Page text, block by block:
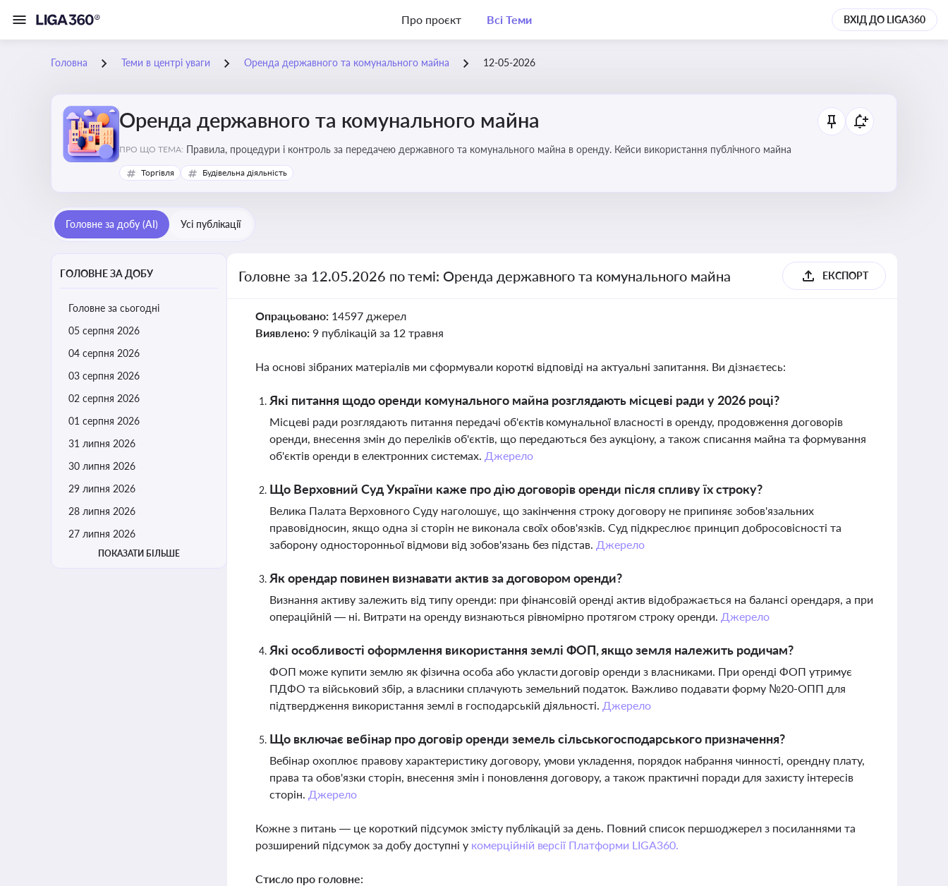
Про проєкт Всі Теми ВХІД ДО LIGA360
Головна Теми в центрі уваги Оренда державного та комунального майна 12-05-2026
Оренда державного та комунального майна
ПРО ЩО ТЕМА: Правила, процедури і контроль за передачею державного та комунального майна в оренду. Кейси використання публічного майна
Торгівля Будівельна діяльність
Головне за добу (AI) Усі публікації
ГОЛОВНЕ ЗА ДОБУ
Головне за сьогодні
05 серпня 2026
04 серпня 2026
03 серпня 2026
02 серпня 2026
01 серпня 2026
31 липня 2026
30 липня 2026
29 липня 2026
28 липня 2026
27 липня 2026
ПОКАЗАТИ БІЛЬШЕ
Головне за 12.05.2026 по темі: Оренда державного та комунального майна ЕКСПОРТ
Опрацьовано: 14597 джерел
Виявлено: 9 публікацій за 12 травня
На основі зібраних матеріалів ми сформували короткі відповіді на актуальні запитання. Ви дізнаєтесь:
Які питання щодо оренди комунального майна розглядають місцеві ради у 2026 році?
Місцеві ради розглядають питання передачі об'єктів комунальної власності в оренду, продовження договорів
оренди, внесення змін до переліків об'єктів, що передаються без аукціону, а також списання майна та формування
об'єктів оренди в електронних системах. Джерело
Що Верховний Суд України каже про дію договорів оренди після спливу їх строку?
Велика Палата Верховного Суду наголошує, що закінчення строку договору не припиняє зобов'язальних
правовідносин, якщо одна зі сторін не виконала своїх обов'язків. Суд підкреслює принцип добросовісності та
заборону односторонньої відмови від зобов'язань без підстав. Джерело
Як орендар повинен визнавати актив за договором оренди?
Визнання активу залежить від типу оренди: при фінансовій оренді актив відображається на балансі орендаря, а при
операційній — ні. Витрати на оренду визнаються рівномірно протягом строку оренди. Джерело
Які особливості оформлення використання землі ФОП, якщо земля належить родичам?
ФОП може купити землю як фізична особа або укласти договір оренди з власниками. При оренді ФОП утримує
ПДФО та військовий збір, а власники сплачують земельний податок. Важливо подавати форму №20-ОПП для
підтвердження використання землі в господарській діяльності. Джерело
Що включає вебінар про договір оренди земель сільськогосподарського призначення?
Вебінар охоплює правову характеристику договору, умови укладення, порядок набрання чинності, орендну плату,
права та обов'язки сторін, внесення змін і поновлення договору, а також практичні поради для захисту інтересів
сторін. Джерело
Кожне з питань — це короткий підсумок змісту публікацій за день. Повний список першоджерел з посиланнями та
розширений підсумок за добу доступні у комерційній версії Платформи LIGA360.
Стисло про головне: